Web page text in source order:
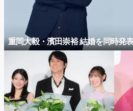
重岡大毅・濱田崇裕 結婚を同時発